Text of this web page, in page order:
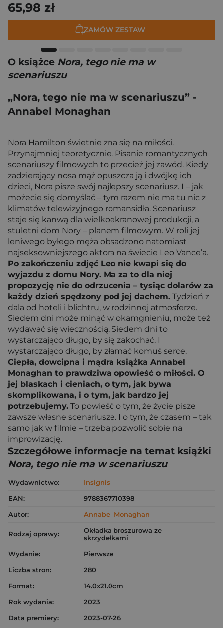
65,98 zł
ZAMÓW ZESTAW
O książce Nora, tego nie ma w
scenariuszu
„Nora, tego nie ma w scenariuszu” -
Annabel Monaghan
Nora Hamilton świetnie zna się na miłości.
Przynajmniej teoretycznie. Pisanie romantycznych
scenariuszy filmowych to przecież jej zawód. Kiedy
zadzierający nosa mąż opuszcza ją i dwójkę ich
dzieci, Nora pisze swój najlepszy scenariusz. I – jak
możecie się domyślać – tym razem nie ma tu nic z
klimatów telewizyjnego romansidła. Scenariusz
staje się kanwą dla wielkoekranowej produkcji, a
stuletni dom Nory – planem filmowym. W roli jej
leniwego byłego męża obsadzono natomiast
najseksowniejszego aktora na świecie Leo Vance’a.
Po zakończeniu zdjęć Leo nie kwapi się do
wyjazdu z domu Nory. Ma za to dla niej
propozycję nie do odrzucenia – tysiąc dolarów za
każdy dzień spędzony pod jej dachem. Tydzień z
dala od hoteli i blichtru, w rodzinnej atmosferze.
Siedem dni może minąć w okamgnieniu, może też
wydawać się wiecznością. Siedem dni to
wystarczająco długo, by się zakochać. I
wystarczająco długo, by złamać komuś serce.
Ciepła, dowcipna i mądra książka Annabel
Monaghan to prawdziwa opowieść o miłości. O
jej blaskach i cieniach, o tym, jak bywa
skomplikowana, i o tym, jak bardzo jej
potrzebujemy. To powieść o tym, że życie pisze
zawsze własne scenariusze. I o tym, że czasem – tak
samo jak w filmie – trzeba pozwolić sobie na
improwizację.
Szczegółowe informacje na temat książki
Nora, tego nie ma w scenariuszu
Wydawnictwo:
Insignis
EAN:
9788367710398
Autor:
Annabel Monaghan
Rodzaj oprawy:
Okładka broszurowa ze
skrzydełkami
Wydanie:
Pierwsze
Liczba stron:
280
Format:
14.0x21.0cm
Rok wydania:
2023
Data premiery:
2023-07-26